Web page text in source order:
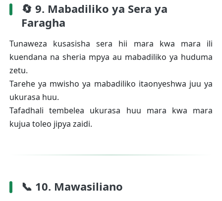
🔄 9. Mabadiliko ya Sera ya
Faragha
Tunaweza kusasisha sera hii mara kwa mara ili
kuendana na sheria mpya au mabadiliko ya huduma
zetu.
Tarehe ya mwisho ya mabadiliko itaonyeshwa juu ya
ukurasa huu.
Tafadhali tembelea ukurasa huu mara kwa mara
kujua toleo jipya zaidi.
📞 10. Mawasiliano